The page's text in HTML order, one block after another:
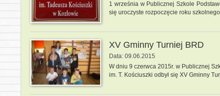
1 września w Publicznej Szkole
się uroczyste rozpoczęcie roku
XV Gminny Turniej BRD
Data: 09.06.2015
W dniu 9 czerwca 2015r. w Publicznej
im. T. Kościuszki odbył się XV Gminny